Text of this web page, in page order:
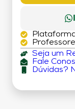
Seja um
Fale
Dúvidas?